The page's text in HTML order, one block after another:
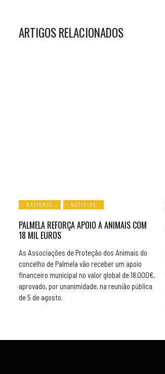
ARTIGOS RELACIONADOS
NACIONAL NOTICIAS
PALMELA REFORÇA APOIO A ANIMAIS COM
18 MIL EUROS
As Associações de Proteção dos Animais do
concelho de Palmela vão receber um apoio
financeiro municipal no valor global de 18.000€,
aprovado, por unanimidade, na reunião pública
de 5 de agosto.